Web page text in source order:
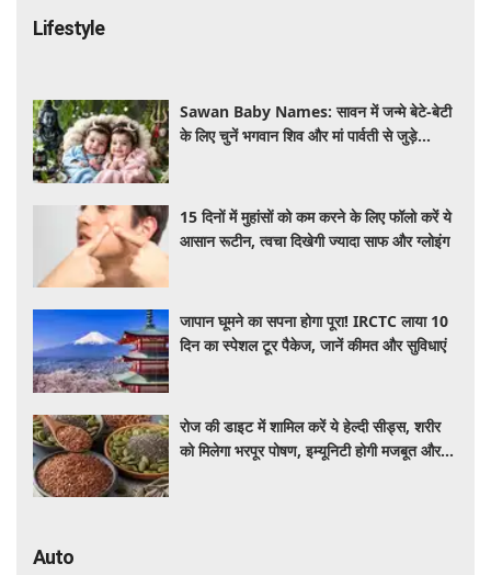
Lifestyle
Sawan Baby Names: सावन में जन्मे बेटे-बेटी
के लिए चुनें भगवान शिव और मां पार्वती से जुड़े
15 दिनों में मुहांसों को कम करने के लिए फॉलो करें ये
आसान रूटीन, त्वचा दिखेगी ज्यादा साफ और ग्लोइंग
जापान घूमने का सपना होगा पूरा! IRCTC लाया 10
दिन का स्पेशल टूर पैकेज, जानें कीमत और सुविधाएं
रोज की डाइट में शामिल करें ये हेल्दी सीड्स, शरीर
को मिलेगा भरपूर पोषण, इम्यूनिटी होगी मजबूत और
Auto